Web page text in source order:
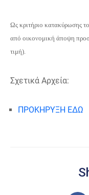
Ως κριτήριο κατακύρωσης
από οικονομική άποψη
τιμή).
Σχετικά Αρχεία:
ΠΡΟΚΗΡΥΞΗ ΕΔΩ